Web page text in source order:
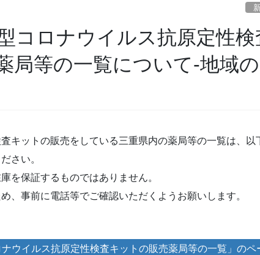
コロナウイルス抗原定性検
局等の一覧について-地域
キットの販売をしている三重県内の薬局等の一覧は、以
さい。
を保証するものではありません。
、事前に電話等でご確認いただくようお願いします。
ウイルス抗原定性検査キットの販売薬局等の一覧」のペ